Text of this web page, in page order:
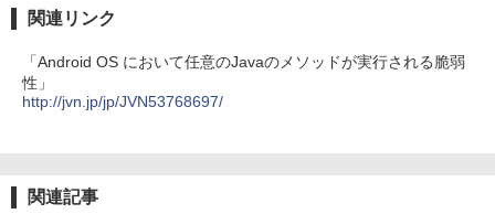
関連リンク
「Android OS において任意のJavaのメソッドが実行される脆弱
性」
http://jvn.jp/jp/JVN53768697/
関連記事